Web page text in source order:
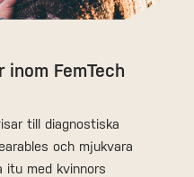
FemTech
till diagnostiska
och mjukvara
itu med kvinnors